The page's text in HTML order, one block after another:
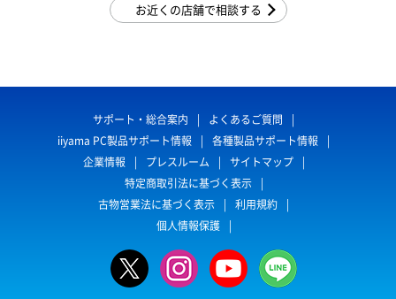
お近くの店舗で相談する
サポート・総合案内
よくあるご質問
iiyama PC製品サポート情報
各種製品サポート情報
企業情報
プレスルーム
サイトマップ
特定商取引法に基づく表示
古物営業法に基づく表示
利用規約
個人情報保護